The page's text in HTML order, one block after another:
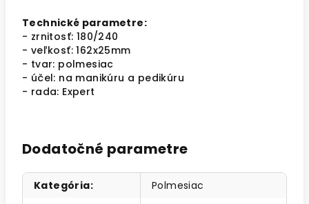
Technické parametre:
- zrnitosť: 180/240
- veľkosť: 162x25mm
- tvar: polmesiac
- účel: na manikúru a pedikúru
- rada: Expert
Dodatočné parametre
Kategória:
Polmesiac